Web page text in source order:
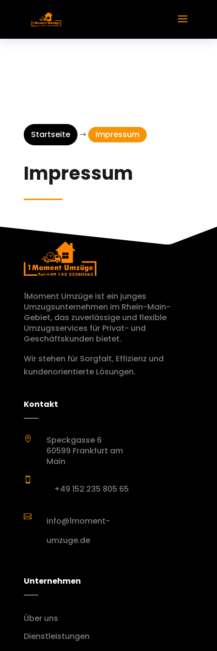
Startseite $ Impressum
Impressum
1Moment Umzüge ist ein junges
Umzugsunternehmen im Rhein-Main-
Gebiet, das zuverlässige und flexible
Umzugsservices für Privat- und
Geschäftskunden bietet.
Wir stehen für Sorgfalt, Effizienz und
kundenorientierte Lösungen.
Kontakt

Speckgasse 6
60599 Frankfurt am
Main

+49 152 235 805 65

info@1moment-
umzuge.de
Unternehmen
Über uns
Dienstleistungen